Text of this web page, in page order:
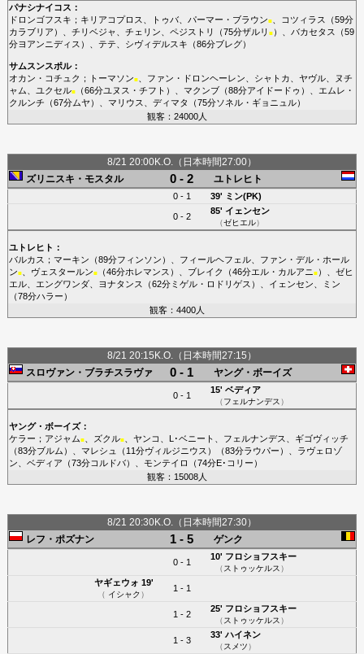
パナシナイコス ：
ドロンゴフスキ ； キリアコプロス トゥバ、 パーマー・ブラウン■、 コツィラス
（59分
カラブリア ）、 チリベジャ チェリン ペジストリ （75分ザルリ ■）、 バカセタス
（59
分ヨアンニディス ）、 テテ シヴィデルスキ （86分ブレグ）
サムスンスポル：
オカン・コチュク ； トーマソン■、 ファン・ドロンヘーレン シャトカ ヤヴル、
ヌチ
ャム
ユクセル■（66分ユヌス・チフト ）、 マクンブ（88分アイドードゥ ）、 エムレ・
クルンチ （67分ムヤ ）、 マリウス ディマタ （75分ソネル・ギョニュル）
観客：24000人
8/21 20:00K.O.（日本時間27:00）
ズリニスキ・モスタル
0 - 2 ユトレヒト
0 - 1 39' ミン(PK)
0 - 2
85' イェンセン
（ゼヒエル）
ユトレヒト ：
バルカス ； マーキン （89分フィンソン ）、 フィールヘフェル、 ファン・デル・ホール
ン■、 ヴェスタールン■（46分ホレマンス ）、 ブレイク （46分エル・カルアニ ■）、 ゼヒ
エル、 エングワンダ、 ヨナタンス （62分ミゲル・ロドリゲス ）、 イェンセン
ミン
（78分ハラー ）
観客：4400人
8/21 20:15K.O.（日本時間27:15）
スロヴァン・ブラチスラヴァ
0 - 1 ヤング・ボーイズ
0 - 1
15' ベディア
（フェルナンデス ）
ヤング・ボーイズ：
ケラー ； アジャム■、 ズクル■、 ヤンコ L･ベニート フェルナンデス
ギゴヴィッチ
（83分ブルム ）、 マレシュ （11分ヴィルジニウス ）（83分ラウパー ）、 ラヴェロゾ
ン
ベディア （73分コルドバ）、 モンテイロ （74分E･コリー ）
観客：15008人
8/21 20:30K.O.（日本時間27:30）
レフ・ポズナン
1 - 5 ゲンク
0 - 1
10' フロショフスキー
（ストゥッケルス ）
ヤギェウォ 19'
（ イシャク ）
1 - 1
1 - 2
25' フロショフスキー
（ストゥッケルス ）
1 - 3
33' ハイネン
（スメツ）